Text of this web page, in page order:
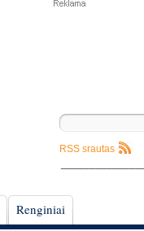
RSS srautas
Renginiai